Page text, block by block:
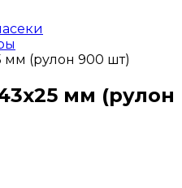
мм (рулон 900 шт)
мм (рулон